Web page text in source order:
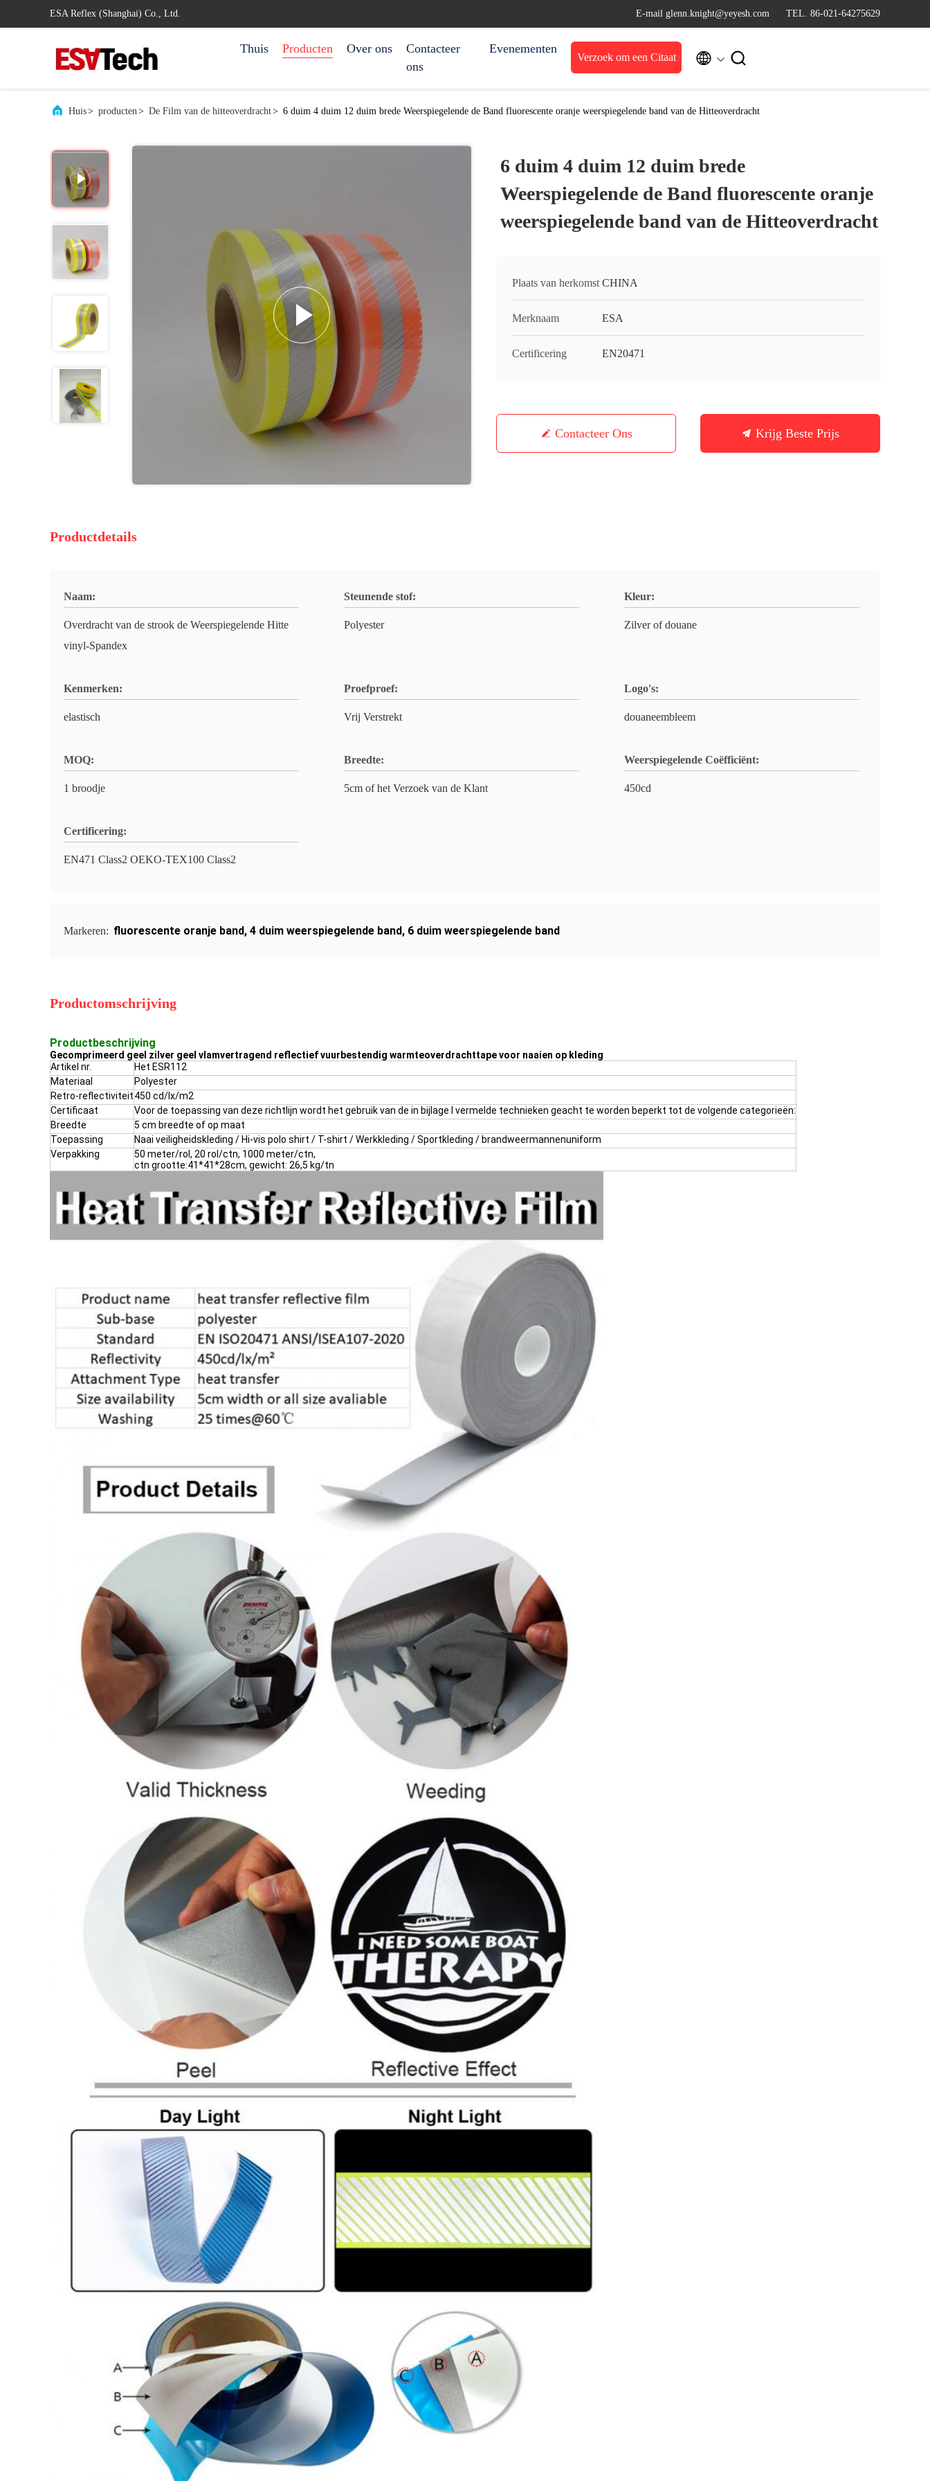
ESA Reflex (Shanghai) Co., Ltd. E-mail glenn.knight@yeyesh.com TEL. 86-021-64275629
Thuis Producten Over ons
Contacteer
ons
Evenementen
Verzoek om een Citaat  
Huis> producten> De Film van de hitteoverdracht> 6 duim 4 duim 12 duim brede Weerspiegelende de Band fluorescente oranje weerspiegelende band van de Hitteoverdracht
6 duim 4 duim 12 duim brede
Weerspiegelende de Band fluorescente oranje
weerspiegelende band van de Hitteoverdracht
Plaats van herkomst CHINA
Merknaam ESA
Certificering EN20471
Contacteer Ons Krijg Beste Prijs
Productdetails
Naam:
Overdracht van de strook de Weerspiegelende Hitte
vinyl-Spandex
Steunende stof:
Polyester
Kleur:
Zilver of douane
Kenmerken:
elastisch
Proefproef:
Vrij Verstrekt
Logo's:
douaneembleem
MOQ:
1 broodje
Breedte:
5cm of het Verzoek van de Klant
Weerspiegelende Coëfficiënt:
450cd
Certificering:
EN471 Class2 OEKO-TEX100 Class2
Markeren: fluorescente oranje band, 4 duim weerspiegelende band, 6 duim weerspiegelende band
Productomschrijving
Productbeschrijving
Gecomprimeerd geel zilver geel vlamvertragend reflectief vuurbestendig warmteoverdrachttape voor naaien op kleding
Artikel nr.
Het ESR112
Materiaal
Polyester
Retro-reflectiviteit450 cd/lx/m2
Certificaat
Voor de toepassing van deze richtlijn wordt het gebruik van de in bijlage I vermelde technieken geacht te worden beperkt tot de volgende categorieën:
Breedte
5 cm breedte of op maat
Toepassing
Naai veiligheidskleding / Hi-vis polo shirt / T-shirt / Werkkleding / Sportkleding / brandweermannenuniform
Verpakking
50 meter/rol, 20 rol/ctn, 1000 meter/ctn,
ctn grootte:41*41*28cm, gewicht: 26,5 kg/tn